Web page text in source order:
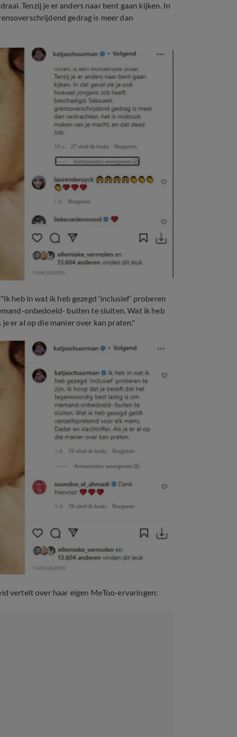
Tenzij je er anders naar bent gaan kijken. In
gedrag is meer dan
heb in wat ik heb gezegd ‘inclusief’ proberen
onbedoeld- buiten te sluiten. Wat ik heb
er al op die manier over kan praten."
vertelt over haar eigen MeToo-ervaringen: